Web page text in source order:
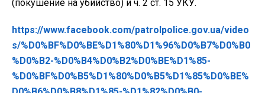
(покушение на убийство) и ч. 2 ст. 15 УКУ.
https://www.facebook.com/patrolpolice.gov.ua/video
s/%D0%BF%D0%BE%D1%80%D1%96%D0%B7%D0%B0
%D0%B2-%D0%B4%D0%B2%D0%BE%D1%85-
%D0%BF%D0%B5%D1%80%D0%B5%D1%85%D0%BE%